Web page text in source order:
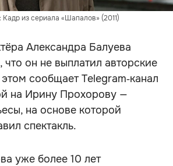
из сериала «Шапалов» (2011)
Александра Балуева
он не выплатил авторские
сообщает Telegram‑канал
на Ирину Прохорову —
на основе которой
спектакль.
уже более 10 лет